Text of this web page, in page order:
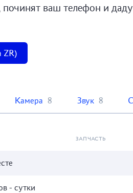
ваш телефон и
ZR)
Камера 8 Звук 8
ЗАПЧАСТЬ
- сутки